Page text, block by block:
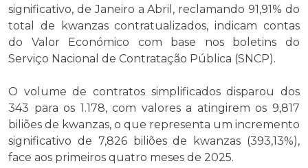
significativo, de Janeiro a Abril, reclamando 91,91% do
total de kwanzas contratualizados, indicam contas
do Valor Económico com base nos boletins do
Serviço Nacional de Contratação Pública (SNCP).
O volume de contratos simplificados disparou dos
343 para os 1.178, com valores a atingirem os 9,817
biliões de kwanzas, o que representa um incremento
significativo de 7,826 biliões de kwanzas (393,13%),
face aos primeiros quatro meses de 2025.